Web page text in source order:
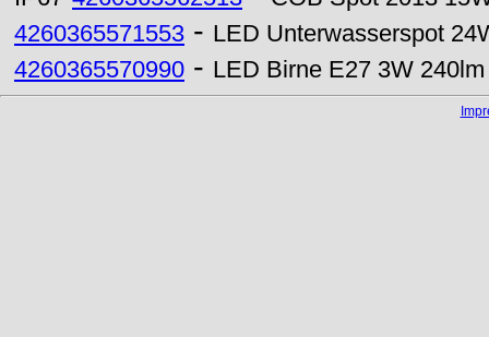
4260365571553 - LED Unterwasserspot
4260365570990 - LED Birne E27 3W